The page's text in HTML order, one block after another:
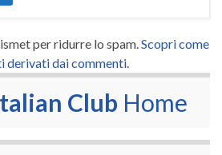
per ridurre lo spam. Scopri come
derivati dai commenti
Club Home